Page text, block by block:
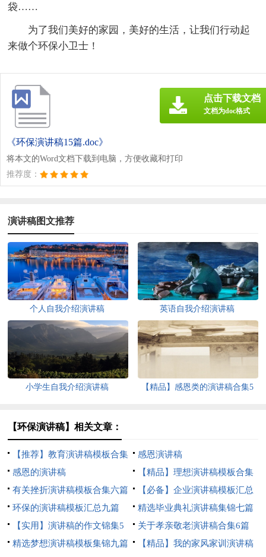
袋……
为了我们美好的家园，美好的生活，让我们行动起
来做个环保小卫士！
《环保演讲稿15篇.doc》
将本文的Word文档下载到电脑，方便收藏和打印
推荐度：
点击下载文档
文档为doc格式
演讲稿图文推荐
个人自我介绍演讲稿 英语自我介绍演讲稿
小学生自我介绍演讲稿
【精品】感恩类的演讲稿合集5
【环保演讲稿】相关文章：
【推荐】教育演讲稿模板合集
6篇
感恩演讲稿
感恩的演讲稿
【精品】理想演讲稿模板合集
六篇
有关挫折演讲稿模板合集六篇
【必备】企业演讲稿模板汇总
8篇
环保的演讲稿模板汇总九篇
精选毕业典礼演讲稿集锦七篇
【实用】演讲稿的作文锦集5
篇
关于孝亲敬老演讲稿合集6篇
精选梦想演讲稿模板集锦九篇
【精品】我的家风家训演讲稿